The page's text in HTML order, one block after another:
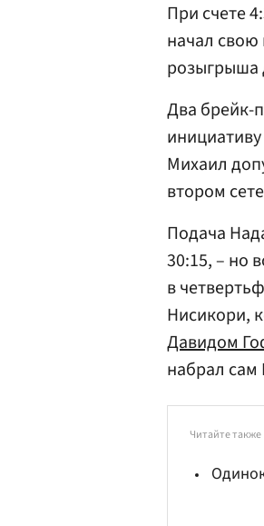
При счете
начал свою
розыгрыша
Два брейк-
Михаил
втором
Подача
30:15, – но
в
Нисикори,
Давидом
набрал сам
Читайте также